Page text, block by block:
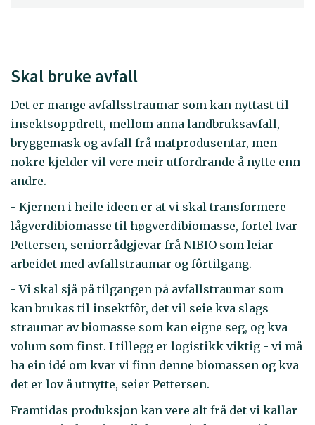
Skal bruke avfall
Det er mange avfallsstraumar som kan nyttast til
insektsoppdrett, mellom anna landbruksavfall,
bryggemask og avfall frå matprodusentar, men
nokre kjelder vil vere meir utfordrande å nytte enn
andre.
- Kjernen i heile ideen er at vi skal transformere
lågverdibiomasse til høgverdibiomasse, fortel Ivar
Pettersen, seniorrådgjevar frå NIBIO som leiar
arbeidet med avfallstraumar og fôrtilgang.
- Vi skal sjå på tilgangen på avfallstraumar som
kan brukas til insektfôr, det vil seie kva slags
straumar av biomasse som kan eigne seg, og kva
volum som finst. I tillegg er logistikk viktig - vi må
ha ein idé om kvar vi finn denne biomassen og kva
det er lov å utnytte, seier Pettersen.
Framtidas produksjon kan vere alt frå det vi kallar